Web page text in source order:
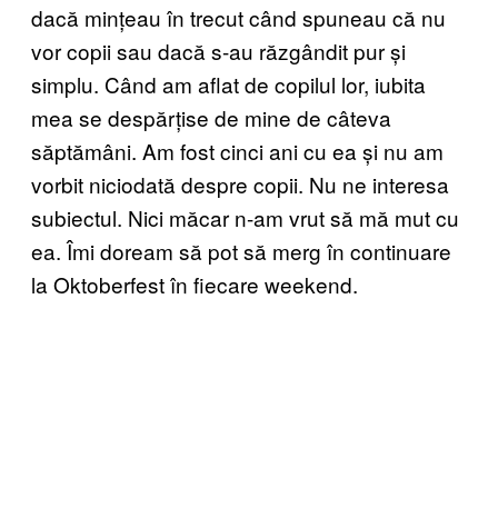
dacă mințeau în trecut când spuneau că nu
vor copii sau dacă s-au răzgândit pur și
simplu. Când am aflat de copilul lor, iubita
mea se despărțise de mine de câteva
săptămâni. Am fost cinci ani cu ea și nu am
vorbit niciodată despre copii. Nu ne interesa
subiectul. Nici măcar n-am vrut să mă mut cu
ea. Îmi doream să pot să merg în continuare
la Oktoberfest în fiecare weekend.